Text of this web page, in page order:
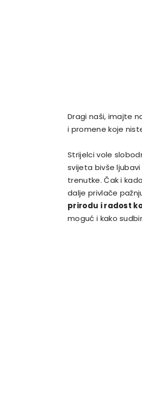
Dragi naši, imajte
i promene koje
Strijelci vole
svijeta bivše
trenutke. Čak i
dalje privlače
prirodu i radost
moguć i kako